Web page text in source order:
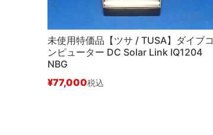
未使用特価品【ツサ / TUSA】ダイブコ
ンピューター DC Solar Link IQ1204
NBG
¥77,000税込